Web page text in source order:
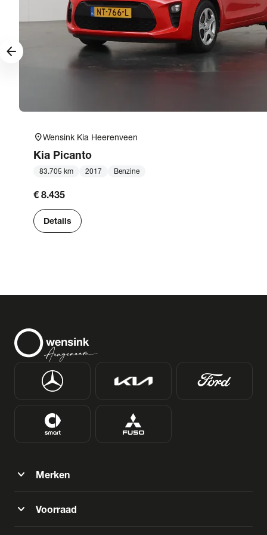
location_onWensink Kia Heerenveen
Kia Picanto
83.705 km 2017 Benzine
€ 8.435
Details
arrow_forward
expand_more Merken
expand_more Voorraad